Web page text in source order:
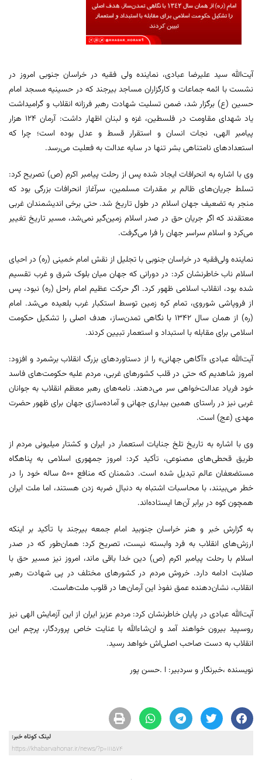
آیت‌الله سید علیرضا عبادی، نماینده ولی فقیه در خراسان جنوبی امروز در
نشست با ائمه جماعات و کارگزاران مساجد بیرجند که در حسینیه مسجد امام
حسین (ع) برگزار شد، ضمن تسلیت شهادت رهبر فرزانه انقلاب و گرامیداشت
یاد شهدای مقاومت در فلسطین، غزه و لبنان اظهار داشت: آرمان 124 هزار
پیامبر الهی، نجات انسان و استقرار قسط و عدل بوده است؛ چرا که
استعدادهای نامتناهی بشر تنها در سایه عدالت به فعلیت می‌رسد.
وی با اشاره به انحرافات ایجاد شده پس از رحلت پیامبر اکرم (ص) تصریح کرد:
تسلط جریان‌های ظالم بر مقدرات مسلمین، سرآغاز انحرافات بزرگی بود که
منجر به تضعیف جهان اسلام در طول تاریخ شد. حتی برخی اندیشمندان غربی
معتقدند که اگر جریان حق در صدر اسلام زمین‌گیر نمی‌شد، مسیر تاریخ تغییر
می‌کرد و اسلام سراسر جهان را فرا می‌گرفت.
نماینده ولی‌فقیه در خراسان جنوبی با تجلیل از نقش امام خمینی (ره) در احیای
اسلام ناب خاطرنشان کرد: در دورانی که جهان میان بلوک شرق و غرب تقسیم
شده بود، انقلاب اسلامی ظهور کرد. اگر حرکت عظیم امام راحل (ره) نبود، پس
از فروپاشی شوروی، تمام کره زمین توسط استکبار غرب بلعیده می‌شد. امام
(ره) از همان سال 1342 با نگاهی تمدن‌ساز، هدف اصلی را تشکیل حکومت
اسلامی برای مقابله با استبداد و استعمار تبیین کردند.
آیت‌الله عبادی «آگاهی جهانی» را از دستاوردهای بزرگ انقلاب برشمرد و افزود:
امروز شاهدیم که حتی در قلب کشورهای غربی، مردم علیه حکومت‌های فاسد
خود فریاد عدالت‌خواهی سر می‌دهند. نامه‌های رهبر معظم انقلاب به جوانان
غربی نیز در راستای همین بیداری جهانی و آماده‌سازی جهان برای ظهور حضرت
مهدی (عج) است.
وی با اشاره به تاریخ تلخ جنایات استعمار در ایران و کشتار میلیونی مردم از
طریق قحطی‌های مصنوعی، تأکید کرد: امروز جمهوری اسلامی به پناهگاه
مستضعفان عالم تبدیل شده است. دشمنان که منافع 500 ساله خود را در
خطر می‌بینند، با محاسبات اشتباه به دنبال ضربه زدن هستند، اما ملت ایران
همچون کوه در برابر آن‌ها ایستاده‌اند.
به گزارش خبر و هنر خراسان جنوبید امام جمعه بیرجند با تأکید بر اینکه
ارزش‌های انقلاب به فرد وابسته نیست، تصریح کرد: همان‌طور که در صدر
اسلام با رحلت پیامبر اکرم (ص) دین خدا باقی ماند، امروز نیز مسیر حق با
صلابت ادامه دارد. خروش مردم در کشورهای مختلف در پی شهادت رهبر
انقلاب، نشان‌دهنده عمق نفوذ این آرمان‌ها در قلوب ملت‌هاست.
آیت‌الله عبادی در پایان خاطرنشان کرد: مردم عزیز ایران از این آزمایش الهی نیز
روسپید بیرون خواهند آمد و ان‌شاءالله با عنایت خاص پروردگار، پرچم این
انقلاب به دست صاحب اصلی‌اش خواهد رسید.
نویسنده ،خبرنگار و سردبیر: ا .حسن پور
لینک کوتاه خبر:
https://khabarvahonar.ir/news/?p=111574